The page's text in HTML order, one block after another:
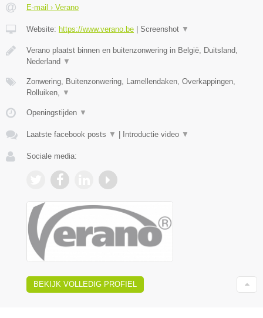
E-mail › Verano
Website: https://www.verano.be | Screenshot ▼
Verano plaatst binnen en buitenzonwering in België, Duitsland,
Nederland ▼
Zonwering, Buitenzonwering, Lamellendaken, Overkappingen,
Rolluiken,
▼
Openingstijden ▼
Laatste facebook posts ▼ | Introductie video ▼
Sociale media:
BEKIJK VOLLEDIG PROFIEL